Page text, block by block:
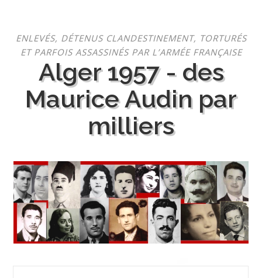
contenu
ENLEVÉS, DÉTENUS CLANDESTINEMENT, TORTURÉS
ET PARFOIS ASSASSINÉS PAR L’ARMÉE FRANÇAISE
Alger 1957 - des
Maurice Audin par
milliers